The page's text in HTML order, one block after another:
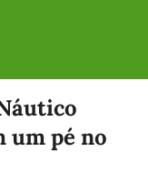
um pé no